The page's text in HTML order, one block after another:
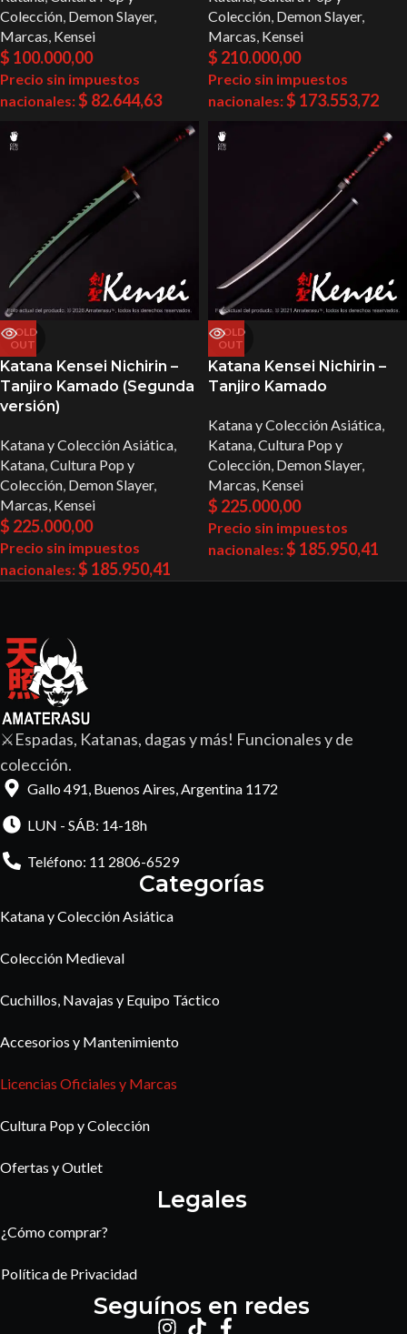
Colección, Demon Slayer,
Marcas, Kensei
$ 100.000,00
Precio sin impuestos
nacionales:$ 82.644,63
Colección, Demon Slayer,
Marcas, Kensei
$ 210.000,00
Precio sin impuestos
nacionales:$ 173.553,72
SOLD
OUT
Katana Kensei Nichirin –
Tanjiro Kamado (Segunda
versión)
Katana y Colección Asiática,
Katana,Cultura Pop y
Colección, Demon Slayer,
Marcas, Kensei
$ 225.000,00
Precio sin impuestos
nacionales:$ 185.950,41
SOLD
OUT
Katana Kensei Nichirin –
Tanjiro Kamado
Katana y Colección Asiática,
Katana,Cultura Pop y
Colección, Demon Slayer,
Marcas, Kensei
$ 225.000,00
Precio sin impuestos
nacionales:$ 185.950,41
⚔️Espadas, Katanas, dagas y más! Funcionales y de
colección.
Gallo 491, Buenos Aires, Argentina 1172
LUN - SÁB: 14-18h
Teléfono: 11 2806-6529
Categorías
Katana y Colección Asiática
Colección Medieval
Cuchillos, Navajas y Equipo Táctico
Accesorios y Mantenimiento
Licencias Oficiales y Marcas
Cultura Pop y Colección
Ofertas y Outlet
Legales
¿Cómo comprar?
Política de Privacidad
Seguínos en redes